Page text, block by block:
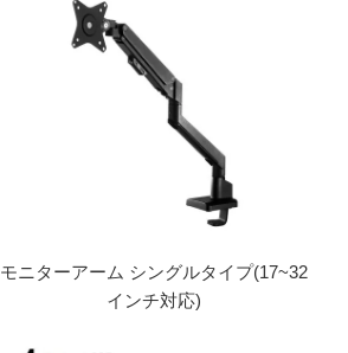
モニターアーム シングルタイプ(17~32
インチ対応)